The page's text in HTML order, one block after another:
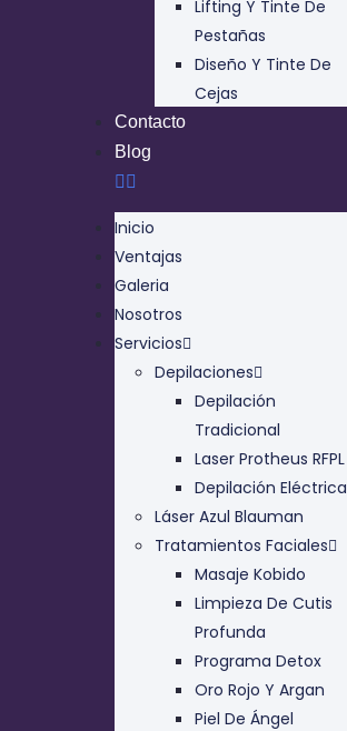
Lifting Y Tinte De
Pestañas
Diseño Y Tinte De
Cejas
Contacto
Blog
Inicio
Ventajas
Galeria
Nosotros
Servicios
Depilaciones
Depilación
Tradicional
Laser Protheus RFPL
Depilación Eléctrica
Láser Azul Blauman
Tratamientos Faciales
Masaje Kobido
Limpieza De Cutis
Profunda
Programa Detox
Oro Rojo Y Argan
Piel De Ángel